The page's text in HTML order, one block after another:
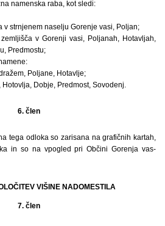
namenska raba, kot sledi:
v strnjenem naselju Gorenje vasi, Poljan;
v Gorenji vasi, Poljanah, Hotavljah,
Predmostu;
Poljane, Hotavlje;
Dobje, Predmost, Sovodenj.
6. člen
tega odloka so zarisana na grafičnih kartah,
in so na vpogled pri Občini Gorenja vas-
VIŠINE NADOMESTILA
7. člen